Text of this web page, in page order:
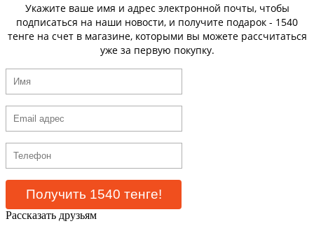
Укажите ваше имя и адрес электронной почты, чтобы
подписаться на наши новости, и получите подарок - 1540
тенге на счет в магазине, которыми вы можете рассчитаться
уже за первую покупку.
Рассказать друзьям